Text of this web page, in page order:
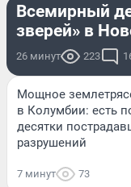
Всемирный
зверей» в
26 минут 223
Мощное
в Колумбии: есть
десятки
разрушений
7 минут 73